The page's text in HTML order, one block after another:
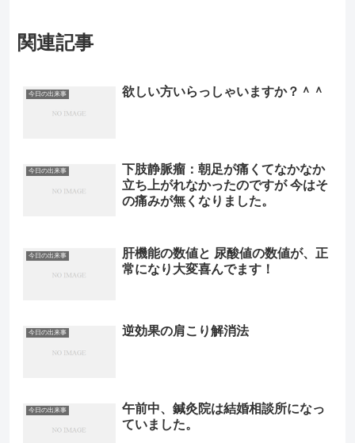
関連記事
今日の出来事 欲しい方いらっしゃいますか？＾＾
今日の出来事
下肢静脈瘤：朝足が痛くてなかなか
立ち上がれなかったのですが 今はそ
の痛みが無くなりました。
今日の出来事
肝機能の数値と 尿酸値の数値が、正
常になり大変喜んでます！
今日の出来事 逆効果の肩こり解消法
今日の出来事
午前中、鍼灸院は結婚相談所になっ
ていました。